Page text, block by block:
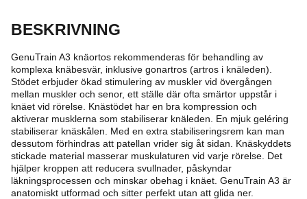
BESKRIVNING
GenuTrain A3 knäortos rekommenderas för behandling av
komplexa knäbesvär, inklusive gonartros (artros i knäleden).
Stödet erbjuder ökad stimulering av muskler vid övergången
mellan muskler och senor, ett ställe där ofta smärtor uppstår i
knäet vid rörelse. Knästödet har en bra kompression och
aktiverar musklerna som stabiliserar knäleden. En mjuk geléring
stabiliserar knäskålen. Med en extra stabiliseringsrem kan man
dessutom förhindras att patellan vrider sig åt sidan. Knäskyddets
stickade material masserar muskulaturen vid varje rörelse. Det
hjälper kroppen att reducera svullnader, påskyndar
läkningsprocessen och minskar obehag i knäet. GenuTrain A3 är
anatomiskt utformad och sitter perfekt utan att glida ner.